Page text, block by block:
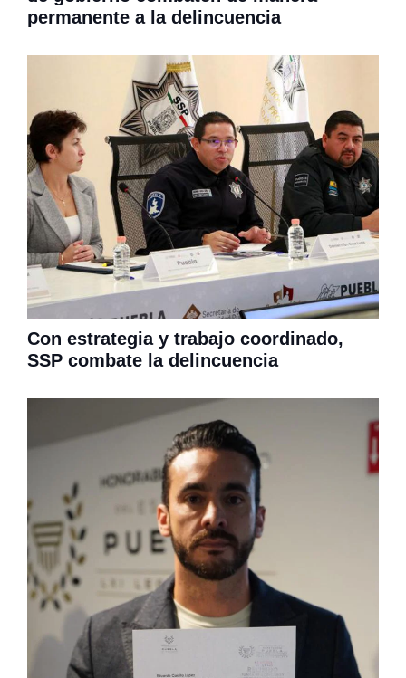
permanente a la delincuencia
Con estrategia y trabajo coordinado,
SSP combate la delincuencia